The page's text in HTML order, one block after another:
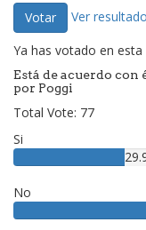
Votar Ver
Ya has votado en esta
Está de acuerdo con
por Poggi
Total Vote: 77
Si
No